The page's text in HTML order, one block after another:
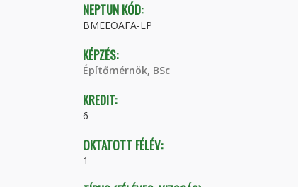
NEPTUN KÓD:
BMEEOAFA-LP
KÉPZÉS:
Építőmérnök, BSc
KREDIT:
6
OKTATOTT FÉLÉV:
1